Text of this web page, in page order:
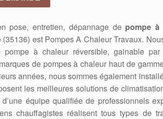
pose, entretien, dépannage de pompe à
est Pompes A Chaleur Travaux.
à chaleur réversible, gainable par
de pompes à chaleur haut de
années, nous sommes également
les meilleures solutions de
équipe qualifiée de professionnels
chauffagistes réalisent tous types de